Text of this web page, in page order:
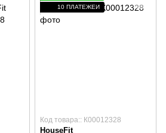
10 ПЛАТЕЖЕЙ
Код товара:: К00012328
HouseFit